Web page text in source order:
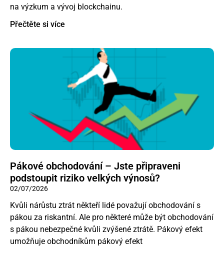
na výzkum a vývoj blockchainu.
Přečtěte si více
Pákové obchodování – Jste připraveni
podstoupit riziko velkých výnosů?
02/07/2026
Kvůli nárůstu ztrát někteří lidé považují obchodování s
pákou za riskantní. Ale pro některé může být obchodování
s pákou nebezpečné kvůli zvýšené ztrátě. Pákový efekt
umožňuje obchodníkům pákový efekt